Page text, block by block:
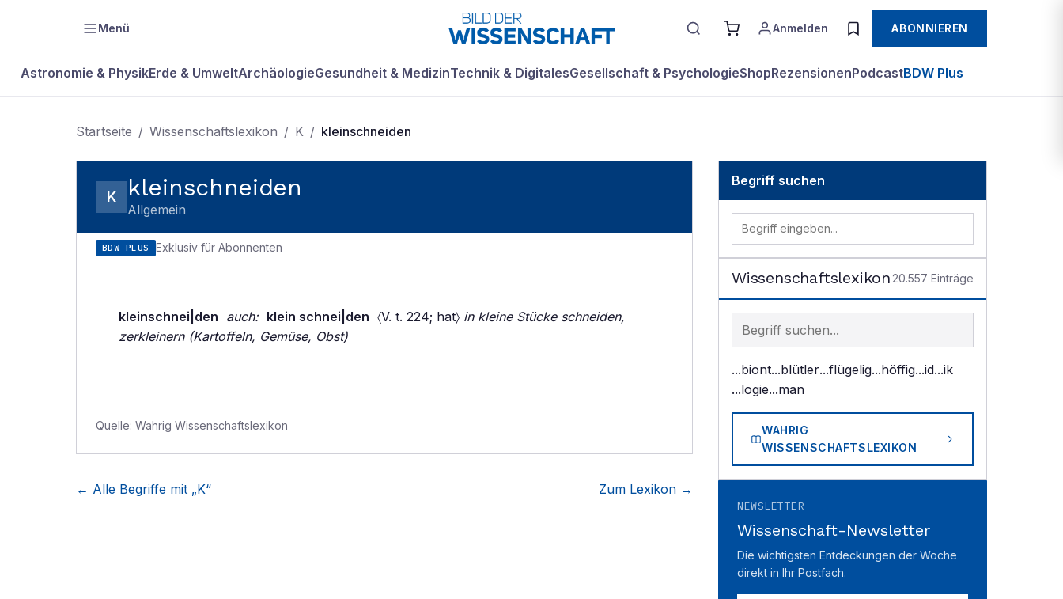
Menü Anmelden ABONNIEREN
Astronomie & PhysikErde & UmweltArchäologieGesundheit & MedizinTechnik & DigitalesGesellschaft & PsychologieShopRezensionenPodcastBDW Plus
Startseite / Wissenschaftslexikon / K / kleinschneiden
K kleinschneiden
Allgemein
BDW PLUS Exklusiv für Abonnenten
kleinschnei|den auch: klein schnei|den 〈V. t. 224; hat〉 in kleine Stücke schneiden,
zerkleinern (Kartoffeln, Gemüse, Obst)
Quelle: Wahrig Wissenschaftslexikon
← Alle Begriffe mit „K“ Zum Lexikon →
Begriff suchen
Wissenschaftslexikon 20.557 Einträge
Begriff im Lexikon suchen
...biont...blütler...flügelig...höffig...id...ik
...logie...man
WAHRIG
WISSENSCHAFTSLEXIKON
NEWSLETTER
Wissenschaft-Newsletter
Die wichtigsten Entdeckungen der Woche
direkt in Ihr Postfach.